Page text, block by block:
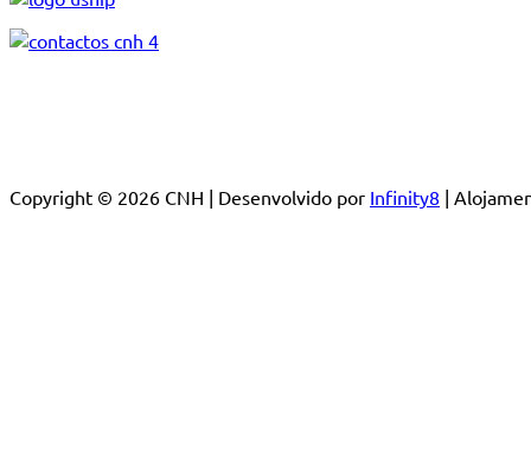
Copyright © 2026 CNH | Desenvolvido por Infinity8 |